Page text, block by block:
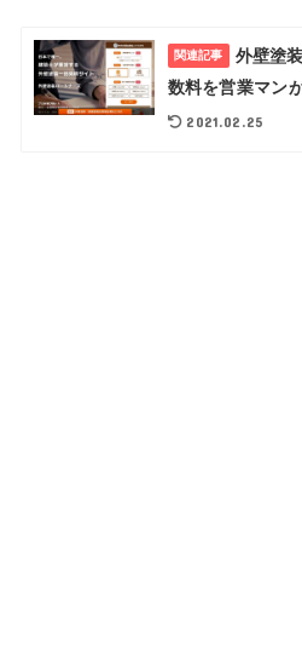
関連記事
外壁塗
数料を営業マン
2021.02.25